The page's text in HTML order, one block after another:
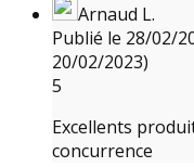
Arnaud L.
Publié le 28/02/
20/02/2023)
5
Excellents
concurrence